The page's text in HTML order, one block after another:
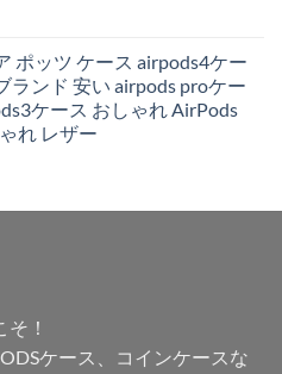
ポッツ ケース airpods4ケー
ランド 安い airpods proケー
ケース おしゃれ AirPods
れ レザー
！
ケース、コインケースな